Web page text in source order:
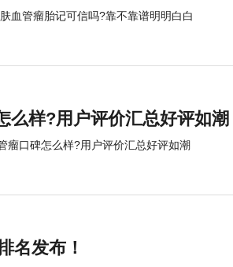
血管瘤胎记可信吗?靠不靠谱明明白白
么样?用户评价汇总好评如潮
瘤口碑怎么样?用户评价汇总好评如潮
名发布！